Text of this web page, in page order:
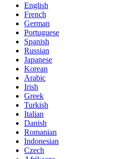
English
French
German
Portuguese
Spanish
Russian
Japanese
Korean
Arabic
Irish
Greek
Turkish
Italian
Danish
Romanian
Indonesian
Czech